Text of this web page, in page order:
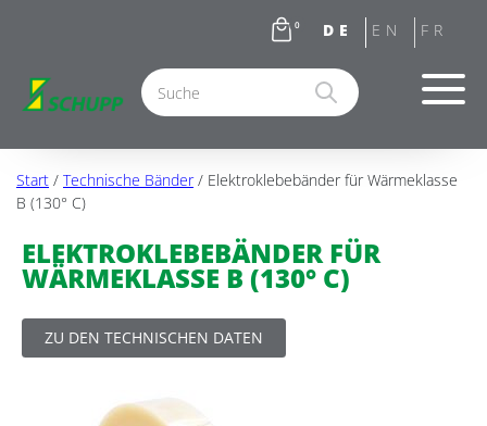
0
Start / Technische Bänder/ Elektroklebebänder für Wärmeklasse
B (130° C)
ELEKTROKLEBEBÄNDER FÜR
WÄRMEKLASSE B (130° C)
ZU DEN TECHNISCHEN DATEN